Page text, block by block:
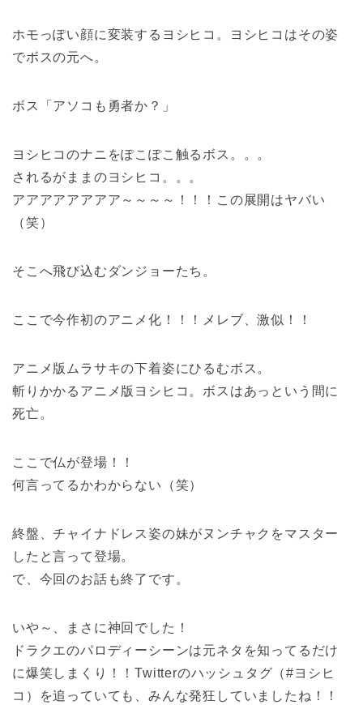
ホモっぽい顔に変装するヨシヒコ。ヨシヒコはその姿
でボスの元へ。
ボス「アソコも勇者か？」
ヨシヒコのナニをぽこぽこ触るボス。。。
されるがままのヨシヒコ。。。
アアアアアアアア～～～～！！！この展開はヤバい
（笑）
そこへ飛び込むダンジョーたち。
ここで今作初のアニメ化！！！メレブ、激似！！
アニメ版ムラサキの下着姿にひるむボス。
斬りかかるアニメ版ヨシヒコ。ボスはあっという間に
死亡。
ここで仏が登場！！
何言ってるかわからない（笑）
終盤、チャイナドレス姿の妹がヌンチャクをマスター
したと言って登場。
で、今回のお話も終了です。
いや～、まさに神回でした！
ドラクエのパロディーシーンは元ネタを知ってるだけ
に爆笑しまくり！！Twitterのハッシュタグ（#ヨシヒ
コ）を追っていても、みんな発狂していましたね！！